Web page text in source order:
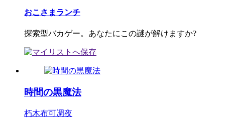
おこさまランチ
探索型バカゲー。あなたにこの謎が解けますか?
時間の黒魔法
朽木布可凋夜